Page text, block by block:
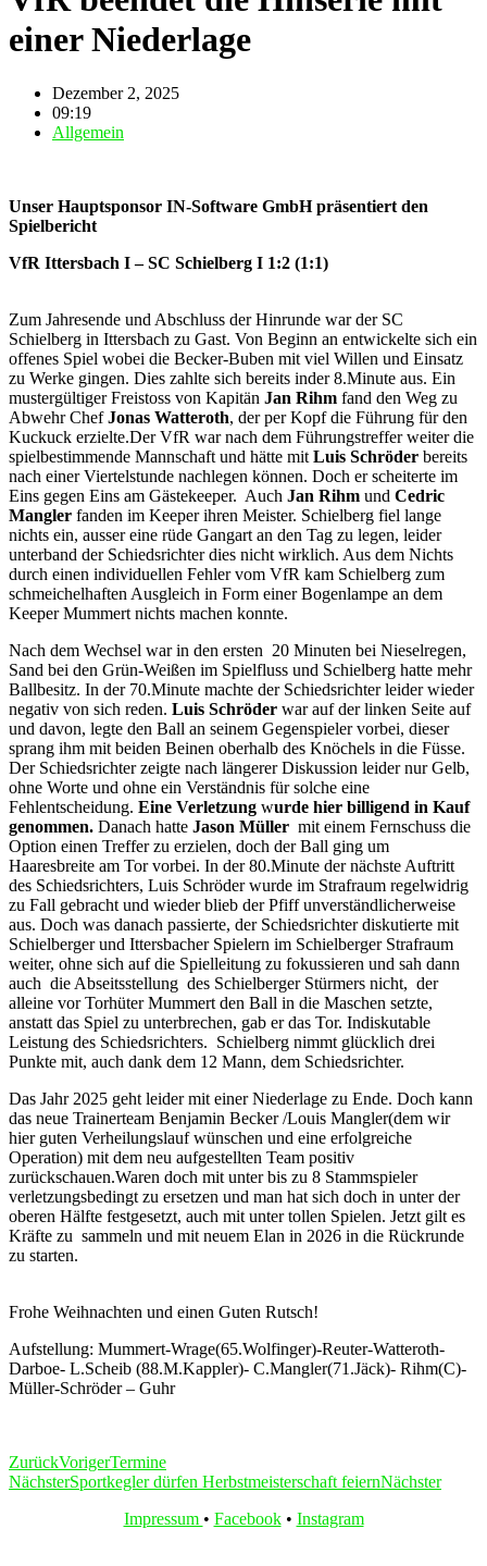
einer Niederlage
Dezember 2, 2025
09:19
Allgemein
Unser Hauptsponsor IN-Software GmbH präsentiert den
Spielbericht
VfR Ittersbach I – SC Schielberg I 1:2 (1:1)
Zum Jahresende und Abschluss der Hinrunde war der SC
Schielberg in Ittersbach zu Gast. Von Beginn an entwickelte sich ein
offenes Spiel wobei die Becker-Buben mit viel Willen und Einsatz
zu Werke gingen. Dies zahlte sich bereits inder 8.Minute aus. Ein
mustergültiger Freistoss von Kapitän Jan Rihm fand den Weg zu
Abwehr ChefJonas Watteroth, der per Kopf die Führung für den
Kuckuck erzielte.Der VfR war nach dem Führungstreffer weiter die
spielbestimmende Mannschaft und hätte mit Luis Schröder bereits
nach einer Viertelstunde nachlegen können. Doch er scheiterte im
Eins gegen Eins am Gästekeeper. Auch Jan Rihm und Cedric
Mangler fanden im Keeper ihren Meister. Schielberg fiel lange
nichts ein, ausser eine rüde Gangart an den Tag zu legen, leider
unterband der Schiedsrichter dies nicht wirklich. Aus dem Nichts
durch einen individuellen Fehler vom VfR kam Schielberg zum
schmeichelhaften Ausgleich in Form einer Bogenlampe an dem
Keeper Mummert nichts machen konnte.
Nach dem Wechsel war in den ersten 20 Minuten bei Nieselregen,
Sand bei den Grün-Weißen im Spielfluss und Schielberg hatte mehr
Ballbesitz. In der 70.Minute machte der Schiedsrichter leider wieder
negativ von sich reden. Luis Schröder war auf der linken Seite auf
und davon, legte den Ball an seinem Gegenspieler vorbei, dieser
sprang ihm mit beiden Beinen oberhalb des Knöchels in die Füsse.
Der Schiedsrichter zeigte nach längerer Diskussion leider nur Gelb,
ohne Worte und ohne ein Verständnis für solche eine
Fehlentscheidung. Eine Verletzung wurde hier billigend in Kauf
genommen. Danach hatte Jason Müller mit einem Fernschuss die
Option einen Treffer zu erzielen, doch der Ball ging um
Haaresbreite am Tor vorbei. In der 80.Minute der nächste Auftritt
des Schiedsrichters, Luis Schröder wurde im Strafraum regelwidrig
zu Fall gebracht und wieder blieb der Pfiff unverständlicherweise
aus. Doch was danach passierte, der Schiedsrichter diskutierte mit
Schielberger und Ittersbacher Spielern im Schielberger Strafraum
weiter, ohne sich auf die Spielleitung zu fokussieren und sah dann
auch die Abseitsstellung des Schielberger Stürmers nicht, der
alleine vor Torhüter Mummert den Ball in die Maschen setzte,
anstatt das Spiel zu unterbrechen, gab er das Tor. Indiskutable
Leistung des Schiedsrichters. Schielberg nimmt glücklich drei
Punkte mit, auch dank dem 12 Mann, dem Schiedsrichter.
Das Jahr 2025 geht leider mit einer Niederlage zu Ende. Doch kann
das neue Trainerteam Benjamin Becker /Louis Mangler(dem wir
hier guten Verheilungslauf wünschen und eine erfolgreiche
Operation) mit dem neu aufgestellten Team positiv
zurückschauen.Waren doch mit unter bis zu 8 Stammspieler
verletzungsbedingt zu ersetzen und man hat sich doch in unter der
oberen Hälfte festgesetzt, auch mit unter tollen Spielen. Jetzt gilt es
Kräfte zu sammeln und mit neuem Elan in 2026 in die Rückrunde
zu starten.
Frohe Weihnachten und einen Guten Rutsch!
Aufstellung: Mummert-Wrage(65.Wolfinger)-Reuter-Watteroth-
Darboe- L.Scheib (88.M.Kappler)- C.Mangler(71.Jäck)- Rihm(C)-
Müller-Schröder – Guhr
ZurückVorigerTermine
NächsterSportkegler dürfen Herbstmeisterschaft feiernNächster
Impressum • Facebook• Instagram